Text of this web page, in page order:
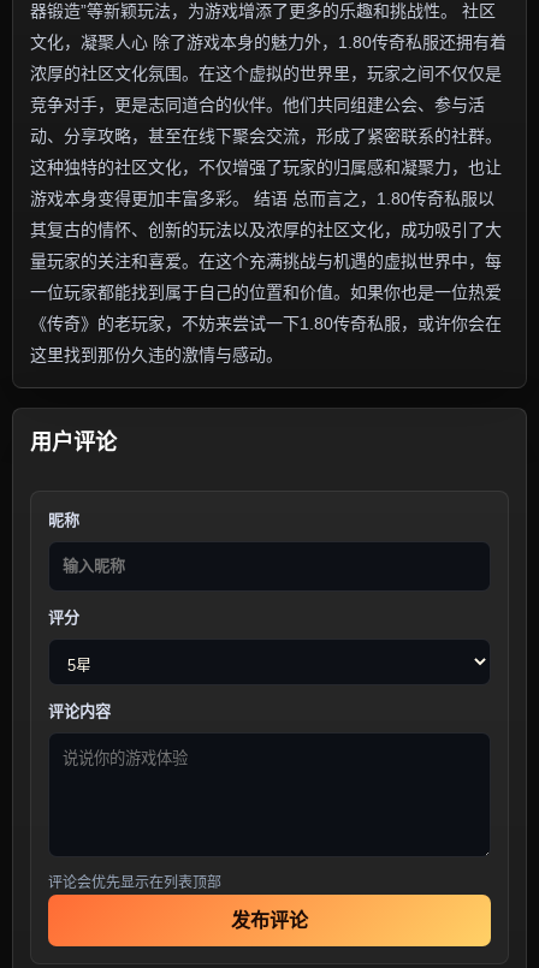
器锻造”等新颖玩法，为游戏增添了更多的乐趣和挑战性。 社区
文化，凝聚人心 除了游戏本身的魅力外，1.80传奇私服还拥有着
浓厚的社区文化氛围。在这个虚拟的世界里，玩家之间不仅仅是
竞争对手，更是志同道合的伙伴。他们共同组建公会、参与活
动、分享攻略，甚至在线下聚会交流，形成了紧密联系的社群。
这种独特的社区文化，不仅增强了玩家的归属感和凝聚力，也让
游戏本身变得更加丰富多彩。 结语 总而言之，1.80传奇私服以
其复古的情怀、创新的玩法以及浓厚的社区文化，成功吸引了大
量玩家的关注和喜爱。在这个充满挑战与机遇的虚拟世界中，每
一位玩家都能找到属于自己的位置和价值。如果你也是一位热爱
《传奇》的老玩家，不妨来尝试一下1.80传奇私服，或许你会在
这里找到那份久违的激情与感动。
用户评论
昵称
评分
评论内容
评论会优先显示在列表顶部
发布评论